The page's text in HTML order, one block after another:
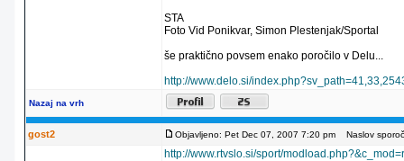
STA
Foto Vid Ponikvar, Simon Plestenjak/Sportal
še praktično povsem enako poročilo v Delu...
http://www.delo.si/
Nazaj na vrh
gost2 Objavljeno: Pet Dec 07, 2007 7:20 pm Naslov
http://www.rtvslo.si/sport/